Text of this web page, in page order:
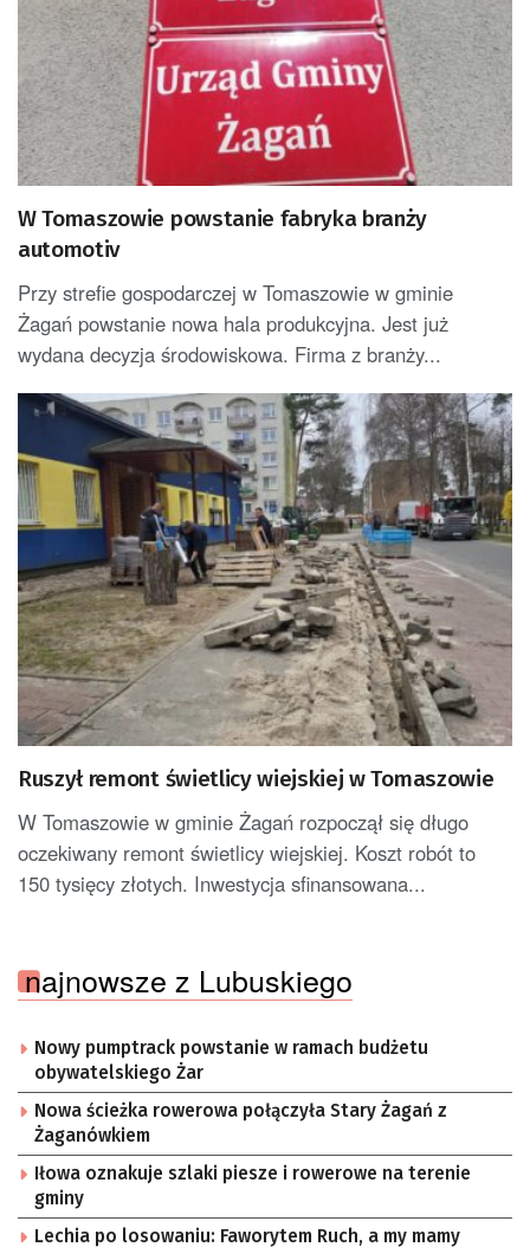
W Tomaszowie powstanie fabryka branży
automotiv
Przy strefie gospodarczej w Tomaszowie w gminie
Żagań powstanie nowa hala produkcyjna. Jest już
wydana decyzja środowiskowa. Firma z branży...
Ruszył remont świetlicy wiejskiej w Tomaszowie
W Tomaszowie w gminie Żagań rozpoczął się długo
oczekiwany remont świetlicy wiejskiej. Koszt robót to
150 tysięcy złotych. Inwestycja sfinansowana...
najnowsze z Lubuskiego
Nowy pumptrack powstanie w ramach budżetu
obywatelskiego Żar
Nowa ścieżka rowerowa połączyła Stary Żagań z
Żaganówkiem
Iłowa oznakuje szlaki piesze i rowerowe na terenie
gminy
Lechia po losowaniu: Faworytem Ruch, a my mamy